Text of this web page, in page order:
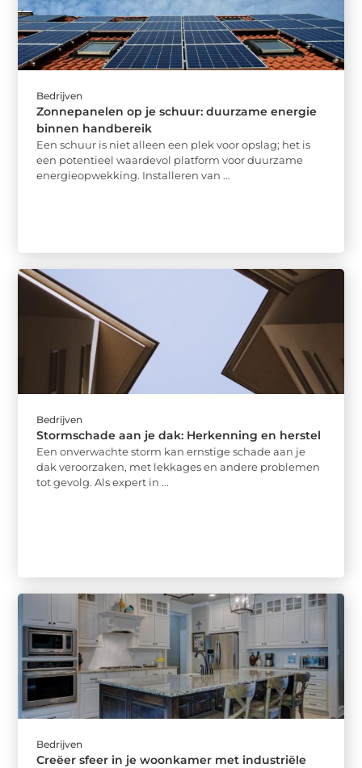
Bedrijven
Zonnepanelen op je schuur: duurzame energie
binnen handbereik
Een schuur is niet alleen een plek voor opslag; het is
een potentieel waardevol platform voor duurzame
energieopwekking. Installeren van ...
Bedrijven
Stormschade aan je dak: Herkenning en herstel
Een onverwachte storm kan ernstige schade aan je
dak veroorzaken, met lekkages en andere problemen
tot gevolg. Als expert in ...
Bedrijven
Creëer sfeer in je woonkamer met industriële